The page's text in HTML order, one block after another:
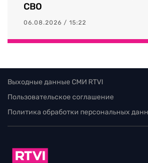
СВО
06.08.2026 / 15:22
Выходные данные СМИ RTVI
Пользовательское соглашение
Политика обработки персональных